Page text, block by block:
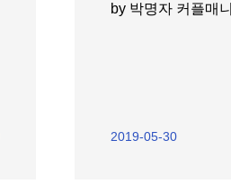
by 박명자 커플매
2019-05-30